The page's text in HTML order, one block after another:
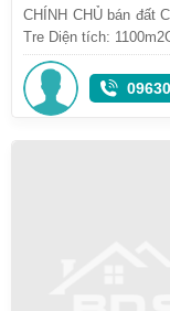
CHÍNH CHỦ bán đất
Tre Diện tích: